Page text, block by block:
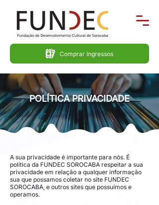
Comprar Ingressos
POLÍTICA PRIVACIDADE
A sua privacidade é importante para nós. É
política da FUNDEC SOROCABA respeitar a sua
privacidade em relação a qualquer informação
sua que possamos coletar no site FUNDEC
SOROCABA, e outros sites que possuímos e
operamos.